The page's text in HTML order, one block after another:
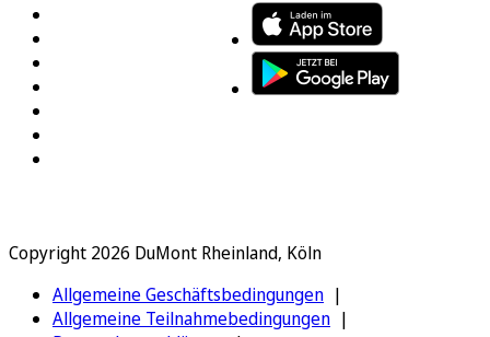
Copyright 2026 DuMont Rheinland, Köln
Allgemeine Geschäftsbedingungen
Allgemeine Teilnahmebedingungen